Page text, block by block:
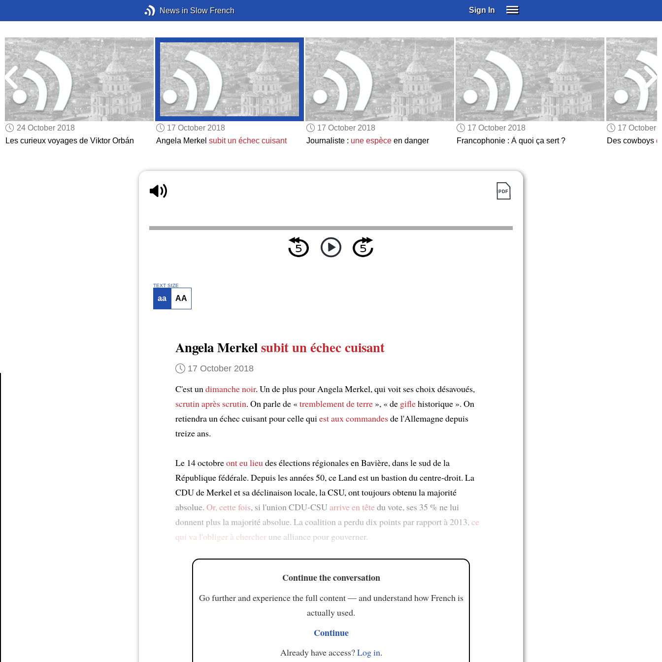
News in Slow French Sign In
SUBSCRIBE
EDUCATIONAL LICENSES
GIFT CARDS
OTHER LANGUAGES
ABOUT US
ALEXA
ADJUST COLORS
24 October 2018
Les curieux voyages de Viktor Orbán
17 October 2018
Angela Merkel subit un échec cuisant
17 October 2018
Journaliste : une espèceen danger
17 October 2018
Francophonie : À quoi ça sert ?
17 October
Des cowboys
TEXT SIZE
aa AA
Angela Merkelsubitun échec cuisant
17 October 2018
C'est un dimanche noir. Un de plus pour Angela Merkel, qui voit ses choix désavoués,
scrutin après scrutin. On parle de «tremblement de terre », « de giflehistorique ». On
retiendra un échec cuisant pour celle qui est aux commandesde l'Allemagne depuis
treize ans.
Le 14 octobreont eu lieu des élections régionales en Bavière, dans le sud de la
République fédérale. Depuis les années 50, ce Land est un bastion du centre-droit. La
CDU de Merkel et sa déclinaison locale, la CSU, ont toujours obtenu la majorité
absolue. Or, cette fois, si l'union CDU-CSUarrive en têtedu vote, ses 35 % ne lui
donnent plus la majorité absolue. La coalition a perdu dix points par rapport à 2013, ce
qui va l'obliger à chercher une alliance pour gouverner.
Continue the conversation
Go further and experience the full content — and understand how French is
actually used.
Continue
Already have access?Log in.